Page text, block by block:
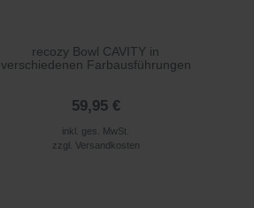
recozy Bowl CAVITY in
verschiedenen Farbausführungen
59,95 €
inkl. ges. MwSt.
zzgl. Versandkosten